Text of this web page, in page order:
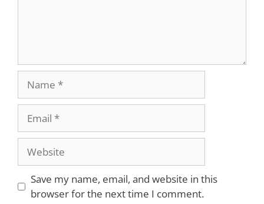
Website
Save my name, email, and website in this
browser for the next time I comment.